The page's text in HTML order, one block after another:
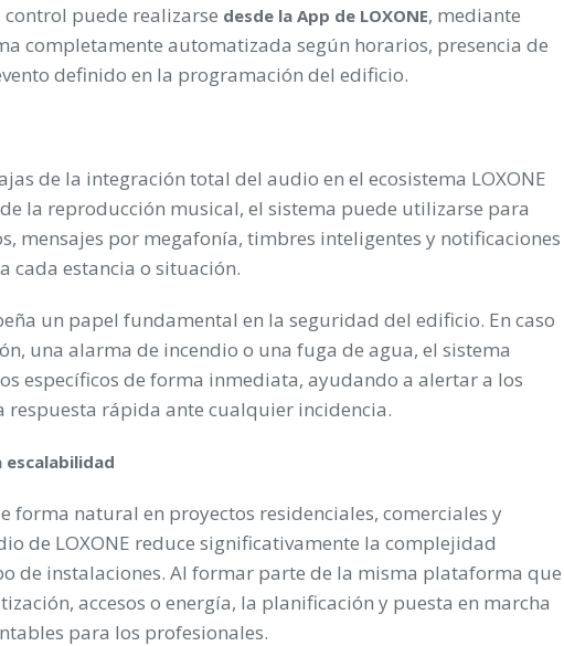
puede realizarse desde la App de LOXONE, mediante
completamente automatizada según horarios, presencia de
definido en la programación del edificio.
de la integración total del audio en el ecosistema LOXONE
la reproducción musical, el sistema puede utilizarse para
mensajes por megafonía, timbres inteligentes y notificaciones
cada estancia o situación.
un papel fundamental en la seguridad del edificio. En caso
una alarma de incendio o una fuga de agua, el sistema
específicos de forma inmediata, ayudando a alertar a los
rápida ante cualquier incidencia.
escalabilidad
forma natural en proyectos residenciales, comerciales y
de LOXONE reduce significativamente la complejidad
de instalaciones. Al formar parte de la misma plataforma que
accesos o energía, la planificación y puesta en marcha
para los profesionales.